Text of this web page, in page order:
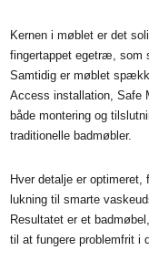
Kernen i møblet er det
fingertappet egetræ, som
Samtidig er møblet
Access installation, Safe
både montering og
traditionelle badmøbler.
Hver detalje er
lukning til smarte
Resultatet er et
til at fungere problemfrit i